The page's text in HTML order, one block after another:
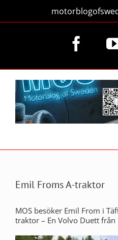
innehållet
Emil Froms A-traktor
MOS besöker Emil From i
traktor – En Volvo Duett från